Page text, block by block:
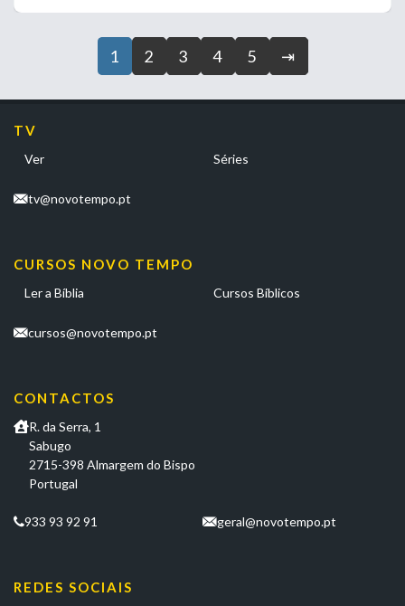
1 2 3 4 5 ⇥
TV
Ver Séries
tv@novotempo.pt
CURSOS NOVO TEMPO
Ler a Bíblia Cursos Bíblicos
cursos@novotempo.pt
CONTACTOS
R. da Serra, 1
Sabugo
2715-398 Almargem do Bispo
Portugal
933 93 92 91 geral@novotempo.pt
REDES SOCIAIS